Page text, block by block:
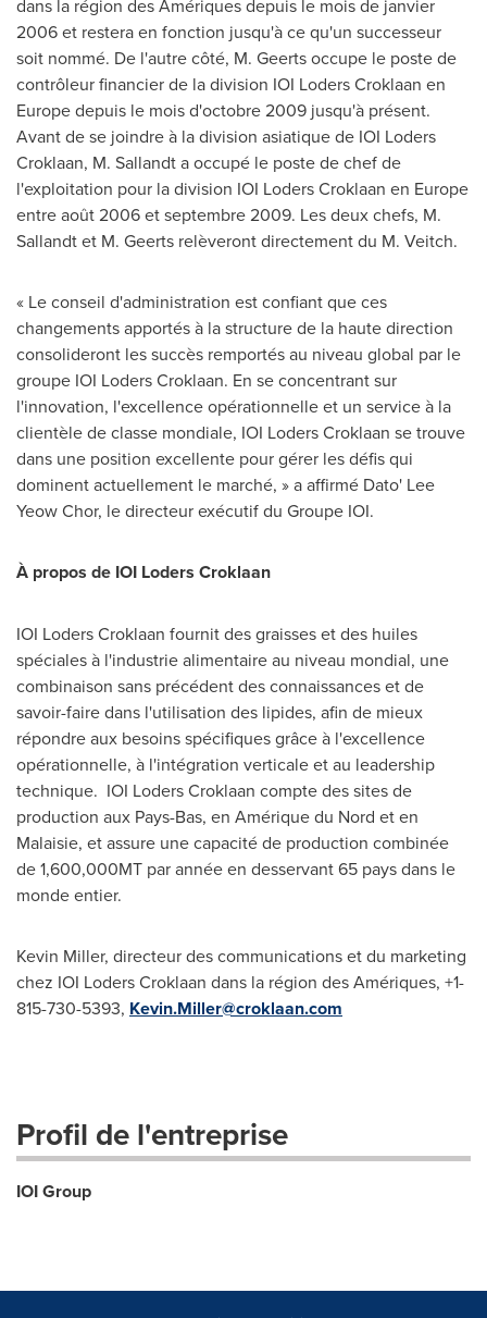
dans la région des Amériques depuis le mois de janvier
2006 et restera en fonction jusqu'à ce qu'un successeur
soit nommé. De l'autre côté, M. Geerts occupe le poste de
contrôleur financier de la division IOI Loders Croklaan en
Europedepuis le mois d'octobre 2009 jusqu'à présent.
Avant de se joindre à la division asiatique de IOI Loders
Croklaan, M. Sallandt a occupé le poste de chef de
l'exploitation pour la division IOI Loders Croklaan en Europe
entre août2006 etseptembre 2009. Les deux chefs, M.
Sallandt et M. Geerts relèveront directement du M. Veitch.
« Le conseil d'administration est confiant que ces
changements apportés à la structure de la haute direction
consolideront les succès remportés au niveau global par le
groupe IOI Loders Croklaan. En se concentrant sur
l'innovation, l'excellence opérationnelle et un service à la
clientèle de classe mondiale, IOI Loders Croklaan se trouve
dans une position excellente pour gérer les défis qui
dominent actuellement le marché, » a affirmé Dato' Lee
Yeow Chor, le directeur exécutif du Groupe IOI.
À propos de IOI Loders Croklaan
IOI Loders Croklaan fournit des graisses et des huiles
spéciales à l'industrie alimentaire au niveau mondial, une
combinaison sans précédent des connaissances et de
savoir-faire dans l'utilisation des lipides, afin de mieux
répondre aux besoins spécifiques grâce à l'excellence
opérationnelle, à l'intégration verticale et au leadership
technique. IOI Loders Croklaan compte des sites de
production aux Pays-Bas, en Amérique du Nord et en
Malaisie, et assure une capacité de production combinée
de 1,600,000MT par année en desservant 65 pays dans le
monde entier.
Kevin Miller, directeur des communications et du marketing
chez IOI Loders Croklaan dans la région des Amériques, +1-
815-730-5393, Kevin.Miller@croklaan.com
Profil de l'entreprise
IOI Group